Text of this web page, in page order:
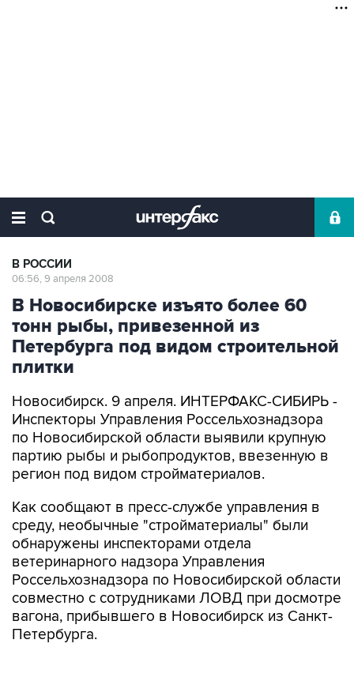
В РОССИИ
06:56, 9 апреля 2008
В Новосибирске изъято более 60
тонн рыбы, привезенной из
Петербурга под видом строительной
плитки
Новосибирск. 9 апреля. ИНТЕРФАКС-СИБИРЬ -
Инспекторы Управления Россельхознадзора
по Новосибирской области выявили крупную
партию рыбы и рыбопродуктов, ввезенную в
регион под видом стройматериалов.
Как сообщают в пресс-службе управления в
среду, необычные "стройматериалы" были
обнаружены инспекторами отдела
ветеринарного надзора Управления
Россельхознадзора по Новосибирской области
совместно с сотрудниками ЛОВД при досмотре
вагона, прибывшего в Новосибирск из Санкт-
Петербурга.